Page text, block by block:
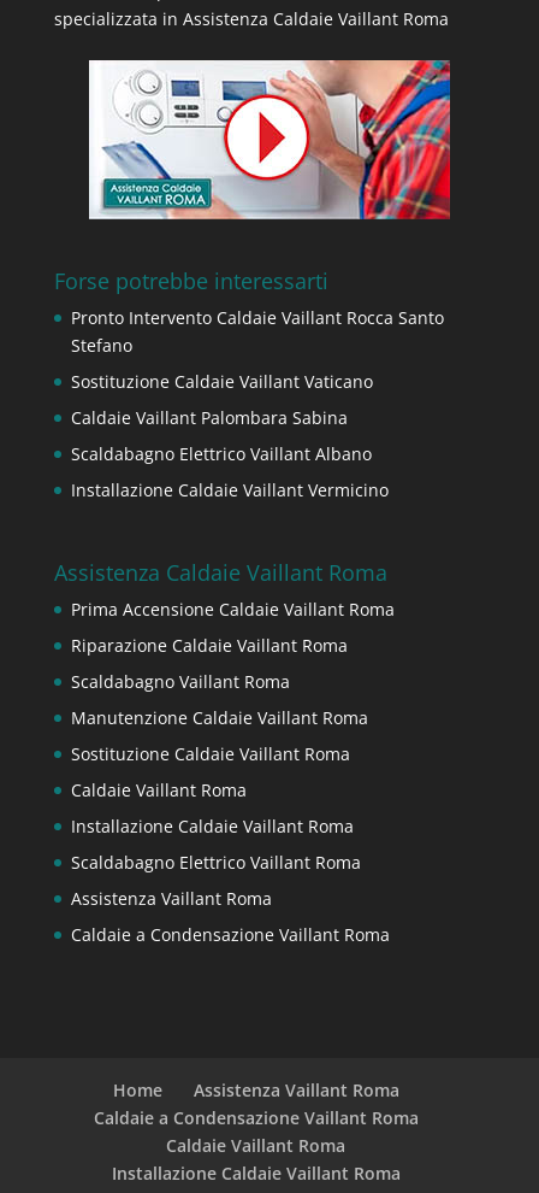
specializzata in Assistenza Caldaie Vaillant Roma
Forse potrebbe interessarti
Pronto Intervento Caldaie Vaillant Rocca Santo
Stefano
Sostituzione Caldaie Vaillant Vaticano
Caldaie Vaillant Palombara Sabina
Scaldabagno Elettrico Vaillant Albano
Installazione Caldaie Vaillant Vermicino
Assistenza Caldaie Vaillant Roma
Prima Accensione Caldaie Vaillant Roma
Riparazione Caldaie Vaillant Roma
Scaldabagno Vaillant Roma
Manutenzione Caldaie Vaillant Roma
Sostituzione Caldaie Vaillant Roma
Caldaie Vaillant Roma
Installazione Caldaie Vaillant Roma
Scaldabagno Elettrico Vaillant Roma
Assistenza Vaillant Roma
Caldaie a Condensazione Vaillant Roma
Home
Assistenza Vaillant Roma
Caldaie a Condensazione Vaillant Roma
Caldaie Vaillant Roma
Installazione Caldaie Vaillant Roma